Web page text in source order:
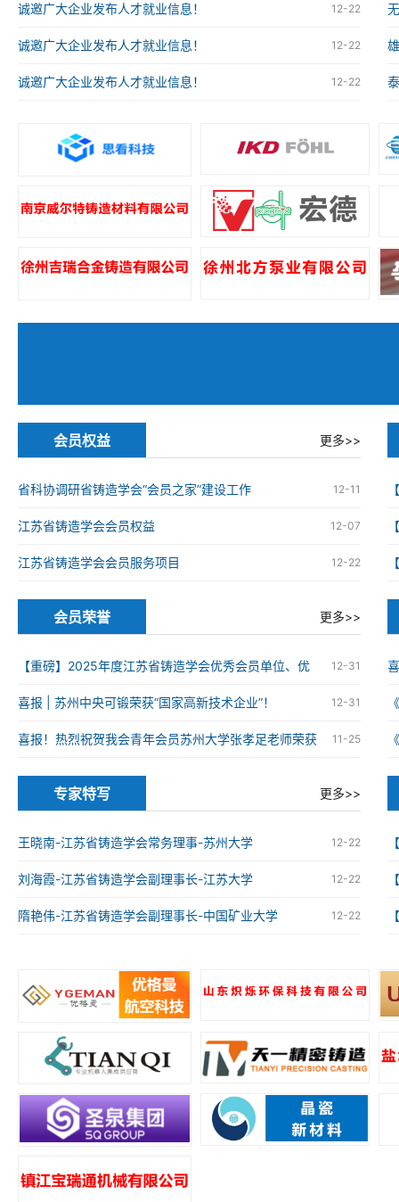
12-22
诚邀广大企业发布人才就业信息！
12-22
诚邀广大企业发布人才就业信息！
12-22
诚邀广大企业发布人才就业信息！
会员权益 更多>>
12-11
省科协调研省铸造学会“会员之家”建设工作
12-07
江苏省铸造学会会员权益
12-22
江苏省铸造学会会员服务项目
会员荣誉 更多>>
12-31
【重磅】2025年度江苏省铸造学会优秀会员单位、优
秀科技工作者、优秀青年科技工作者获奖名单 12-31
喜报 | 苏州中央可锻荣获“国家高新技术企业”！
11-25
喜报！热烈祝贺我会青年会员苏州大学张孝足老师荣获
2025年度资源循环利用领域优秀博士学位论文
专家特写 更多>>
12-22
王晓南-江苏省铸造学会常务理事-苏州大学
12-22
刘海霞-江苏省铸造学会副理事长-江苏大学
12-22
隋艳伟-江苏省铸造学会副理事长-中国矿业大学